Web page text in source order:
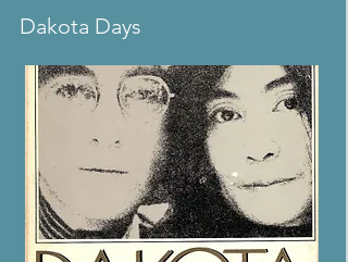
Dakota Days